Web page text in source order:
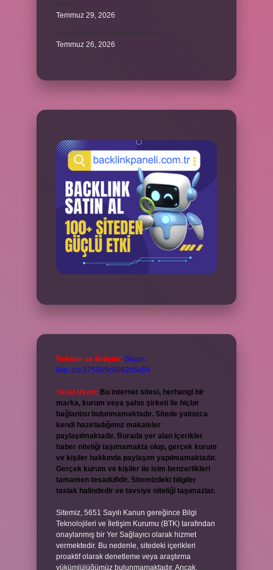
Temmuz 29, 2026
Temmuz 26, 2026
Reklam ve İletişim: Skype:
live:.cid.575569c608265c69
Yasal Uyarı: Bu internet sitesi, herhangi bir
marka, kurum veya şahıs şirketi ile hiçbir
bağlantısı bulunmamaktadır. Sitede yalnızca
kendi hazırladığımız makaleler
paylaşılmaktadır. Burada yer alan içerikler
haber niteliği taşımamakta olup, gerçek kurum
ve kişiler hakkında paylaşım yapılmamaktadır.
Gerçek kurum ve kişiler ile isim benzerlikleri
tamamen tesadüfidir. Sitemizdeki bilgiler
taslak halindedir ve tavsiye niteliği taşımazlar.
Sitemiz, 5651 Sayılı Kanun gereğince Bilgi
Teknolojileri ve İletişim Kurumu (BTK) tarafından
onaylanmış bir Yer Sağlayıcı olarak hizmet
vermektedir. Bu nedenle, sitedeki içerikleri
proaktif olarak denetleme veya araştırma
yükümlülüğümüz bulunmamaktadır. Ancak,